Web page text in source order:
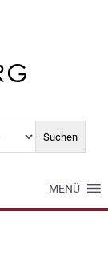
MENÜ